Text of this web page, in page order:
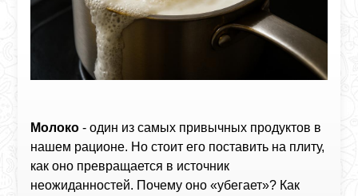
Молоко - один из самых привычных продуктов в
нашем рационе. Но стоит его поставить на плиту,
как оно превращается в источник
неожиданностей. Почему оно «убегает»? Как